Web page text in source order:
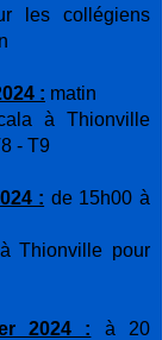
les collégiens
: matin
à Thionville
- T9
: de 15h00 à
Thionville pour
2024 : à 20